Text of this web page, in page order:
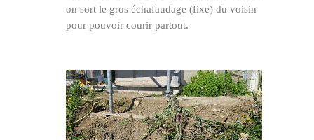
on sort le gros échafaudage (fixe) du voisin
pour pouvoir courir partout.